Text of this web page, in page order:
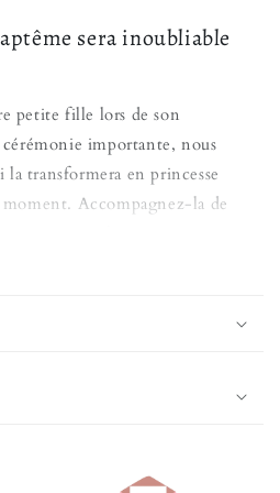
sera inoubliable
petite fille lors de son
importante, nous
transformera en princesse
Accompagnez-la de
spectaculaire !
et d'un confort
bien sûr, l'immersion au sein